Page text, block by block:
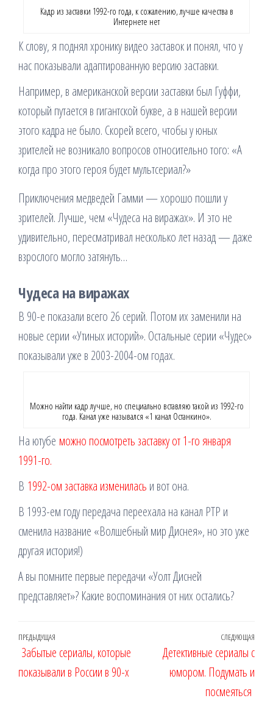
Кадр из заставки 1992-го года, к сожалению, лучше качества в
Интернете нет
К слову, я поднял хронику видео заставок и понял, что у
нас показывали адаптированную версию заставки.
Например, в американской версии заставки был Гуффи,
который путается в гигантской букве, а в нашей версии
этого кадра не было. Скорей всего, чтобы у юных
зрителей не возникало вопросов относительно того: «А
когда про этого героя будет мультсериал?»
Приключения медведей Гамми — хорошо пошли у
зрителей. Лучше, чем «Чудеса на виражах». И это не
удивительно, пересматривал несколько лет назад — даже
взрослого могло затянуть…
Чудеса на виражах
В 90-е показали всего 26 серий. Потом их заменили на
новые серии «Утиных историй». Остальные серии «Чудес»
показывали уже в 2003-2004-ом годах.
Можно найти кадр лучше, но специально вставляю такой из 1992-го
года. Канал уже назывался «1 канал Останкино».
На ютубе можно посмотреть заставку от 1-го января
1991-го.
В 1992-ом заставка изменилась и вот она.
В 1993-ем году передача переехала на канал РТР и
сменила название «Волшебный мир Диснея», но это уже
другая история!)
А вы помните первые передачи «Уолт Дисней
представляет»? Какие воспоминания от них остались?
Навигация
по
записям
Предыдущая
запись
ПРЕДЫДУЩАЯ
Забытые сериалы, которые
показывали в России в 90-х
СЛЕДУЮЩАЯ
Детективные сериалы с
юмором. Подумать и
посмеяться